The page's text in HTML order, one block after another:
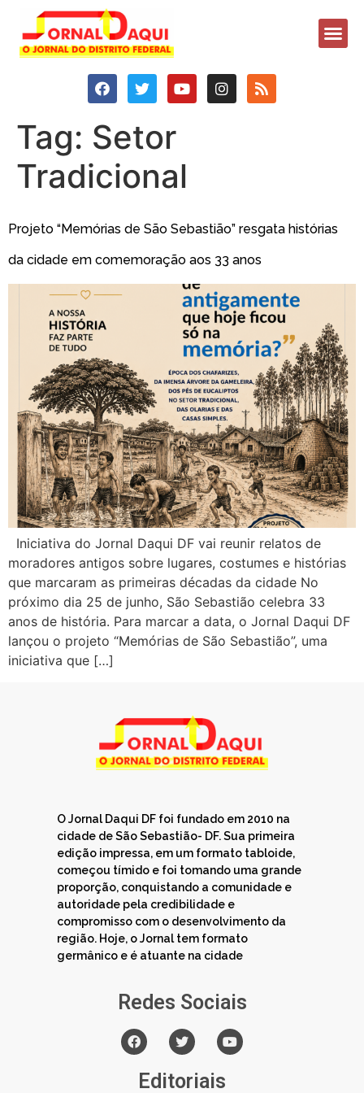
Tag: Setor
Tradicional
Projeto “Memórias de São Sebastião” resgata histórias
da cidade em comemoração aos 33 anos
Iniciativa do Jornal Daqui DF vai reunir relatos de
moradores antigos sobre lugares, costumes e histórias
que marcaram as primeiras décadas da cidade No
próximo dia 25 de junho, São Sebastião celebra 33
anos de história. Para marcar a data, o Jornal Daqui DF
lançou o projeto “Memórias de São Sebastião”, uma
iniciativa que […]
O Jornal Daqui DF foi fundado em 2010 na
cidade de São Sebastião- DF. Sua primeira
edição impressa, em um formato tabloide,
começou tímido e foi tomando uma grande
proporção, conquistando a comunidade e
autoridade pela credibilidade e
compromisso com o desenvolvimento da
região. Hoje, o Jornal tem formato
germânico e é atuante na cidade
Redes Sociais
Editoriais